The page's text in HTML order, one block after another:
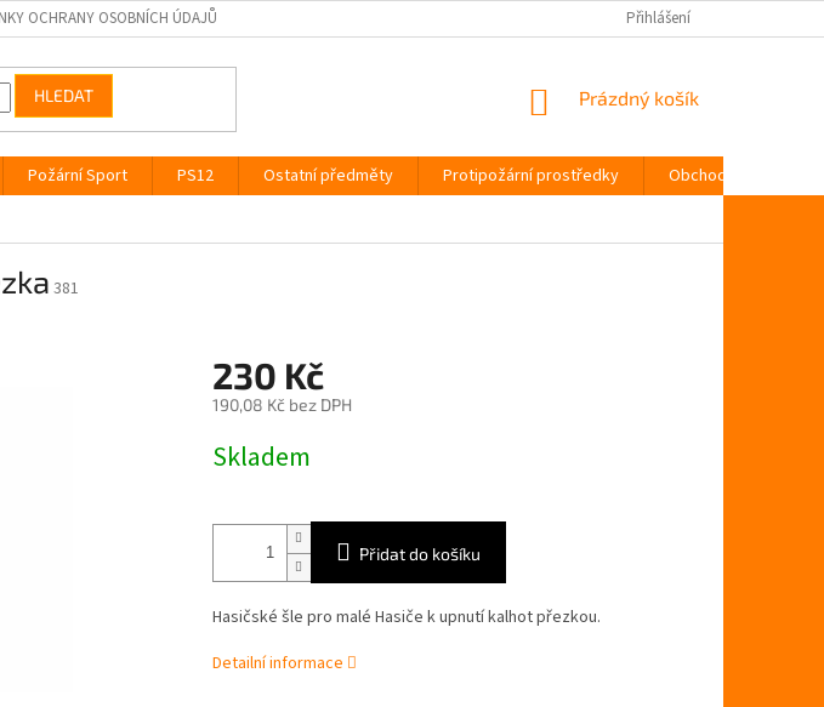
OCHRANY OSOBNÍCH ÚDAJŮ Přihlášení
HLEDAT
NÁKUPNÍ
Prázdný košík
Požární Sport PS12 Ostatní předměty Protipožární prostředky
Obchodní podmínky
381
230 Kč
190,08 Kč bez DPH
cena:
Skladem
Přidat do košíku
Hasičské šle pro malé Hasiče k upnutí kalhot přezkou.
Detailní informace